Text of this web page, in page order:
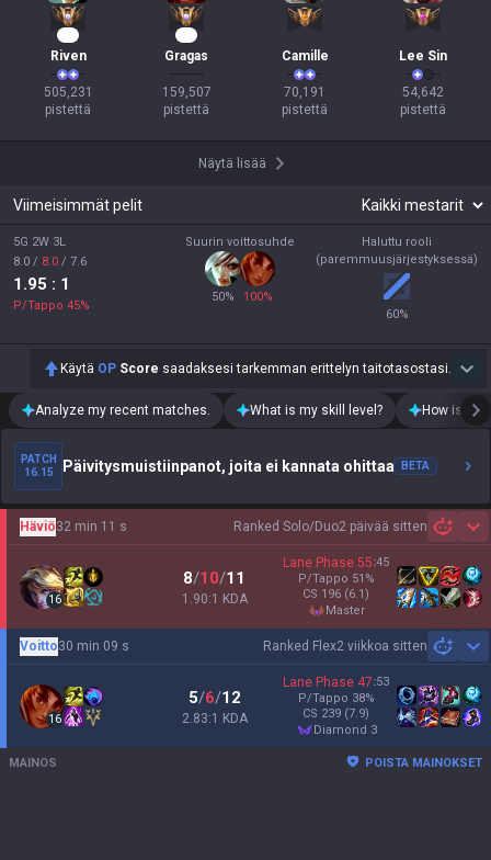
Riven
505,231
pistettä
Gragas
159,507
pistettä
Camille
70,191
pistettä
Lee Sin
54,642
pistettä
Näytä lisää
Viimeisimmät pelit
5G 2W 3L
8.0 / 8.0 / 7.6
1.95 : 1
P/Tappo 45%
Suurin voittosuhde
50% 100%
Haluttu rooli
(paremmuusjärjestyksessä)
60%
Käytä OP Score saadaksesi tarkemman erittelyn taitotasostasi.
Analyze my recent matches. What is my skill level? How is my
PATCH
16.15
Päivitysmuistiinpanot, joita ei kannata ohittaa BETA
Ranked Solo/Duo2 päivää sitten
Häviö32 min 11 s
16
8/10/11
1.90:1 KDA
Lane Phase 55:45
P/Tappo 51 %
CS 196 (6.1)
master
Ranked Flex2 viikkoa sitten
Voitto30 min 09 s
16
5/6/12
2.83:1 KDA
Lane Phase 47:53
P/Tappo 38%
CS 239 (7.9)
diamond 3
MAINOS POISTA MAINOKSET